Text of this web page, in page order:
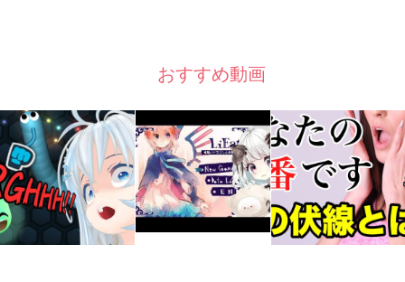
おすすめ動画